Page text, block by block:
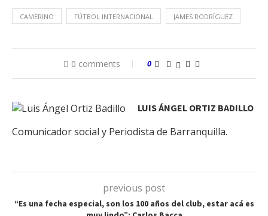
CAMERINO FÚTBOL INTERNACIONAL JAMES RODRÍGUEZ
0 comments 0
LUIS ÁNGEL ORTIZ BADILLO
Comunicador social y Periodista de Barranquilla.
previous post
“Es una fecha especial, son los 100 años del club, estar acá es